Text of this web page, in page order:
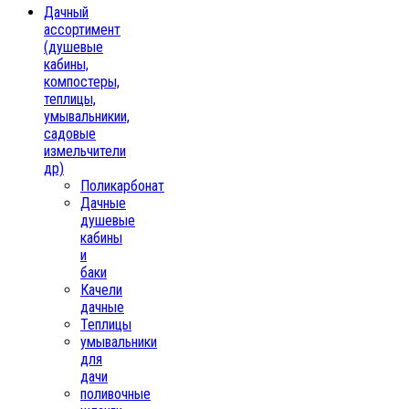
Дачный
ассортимент
(душевые
кабины,
компостеры,
теплицы,
умывальникии,
садовые
измельчители
др)
Поликарбонат
Дачные
душевые
кабины
и
баки
Качели
дачные
Теплицы
умывальники
для
дачи
поливочные